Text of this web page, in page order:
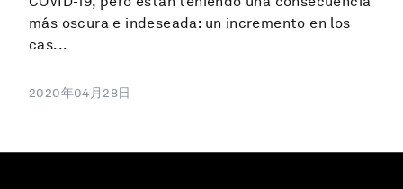
más oscura e indeseada: un incremento en los
cas...
2020年04月28日